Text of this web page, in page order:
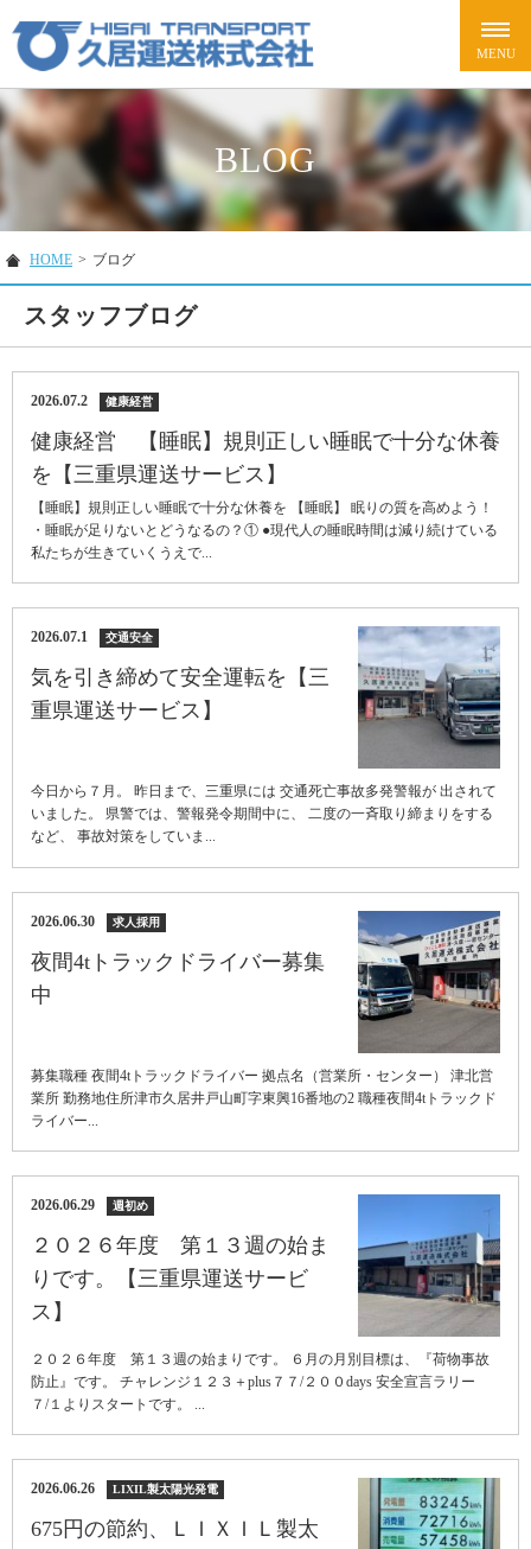
BLOG
HOME > ブログ
スタッフブログ
2026.07.2 健康経営
健康経営 【睡眠】規則正しい睡眠で十分な休養
を【三重県運送サービス】
【睡眠】規則正しい睡眠で十分な休養を 【睡眠】 眠りの質を高めよう！
・睡眠が足りないとどうなるの？① ●現代人の睡眠時間は減り続けている
私たちが生きていくうえで...
2026.07.1 交通安全
気を引き締めて安全運転を【三
重県運送サービス】
今日から７月。 昨日まで、三重県には 交通死亡事故多発警報が 出されて
いました。 県警では、警報発令期間中に、 二度の一斉取り締まりをする
など、 事故対策をしていま...
2026.06.30 求人採用
夜間4tトラックドライバー募集
中
募集職種 夜間4tトラックドライバー 拠点名（営業所・センター） 津北営
業所 勤務地住所津市久居井戸山町字東興16番地の2 職種夜間4tトラックド
ライバー...
2026.06.29 週初め
２０２６年度 第１３週の始ま
りです。【三重県運送サービ
ス】
２０２６年度 第１３週の始まりです。 ６月の月別目標は、『荷物事故
防止』です。 チャレンジ１２３＋plus７７/２００days 安全宣言ラリー
７/１よりスタートです。 ...
2026.06.26 LIXIL製太陽光発電
675円の節約、ＬＩＸＩＬ製太